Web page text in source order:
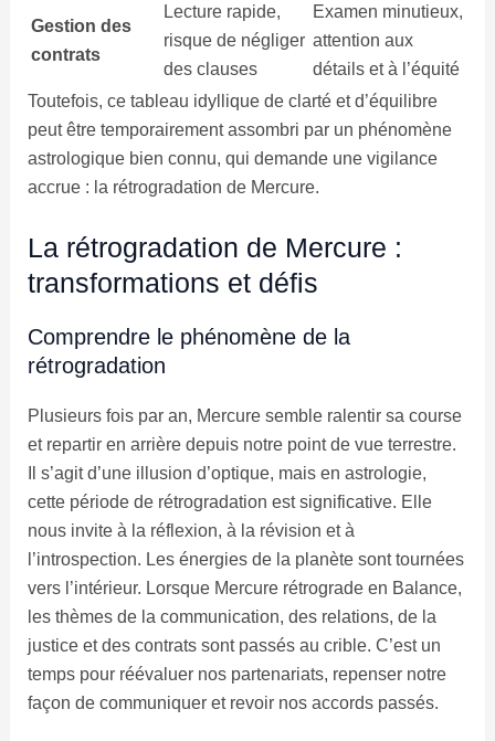
Gestion des
contrats
Lecture rapide,
risque de négliger
des clauses
Examen minutieux,
attention aux
détails et à l’équité
Toutefois, ce tableau idyllique de clarté et d’équilibre
peut être temporairement assombri par un phénomène
astrologique bien connu, qui demande une vigilance
accrue : la rétrogradation de Mercure.
La rétrogradation de Mercure :
transformations et défis
Comprendre le phénomène de la
rétrogradation
Plusieurs fois par an, Mercure semble ralentir sa course
et repartir en arrière depuis notre point de vue terrestre.
Il s’agit d’une illusion d’optique, mais en astrologie,
cette période de rétrogradation est significative. Elle
nous invite à la réflexion, à la révision et à
l’introspection. Les énergies de la planète sont tournées
vers l’intérieur. Lorsque Mercure rétrograde en Balance,
les thèmes de la communication, des relations, de la
justice et des contrats sont passés au crible. C’est un
temps pour réévaluer nos partenariats, repenser notre
façon de communiquer et revoir nos accords passés.